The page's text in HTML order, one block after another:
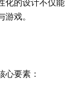
戏。
要素：